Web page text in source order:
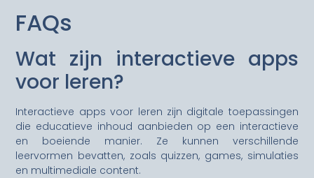
FAQs
Wat zijn interactieve apps
voor leren?
Interactieve apps voor leren zijn digitale toepassingen
die educatieve inhoud aanbieden op een interactieve
en boeiende manier. Ze kunnen verschillende
leervormen bevatten, zoals quizzen, games, simulaties
en multimediale content.